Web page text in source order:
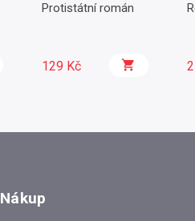
Protistátní román
129 Kč
Nákup